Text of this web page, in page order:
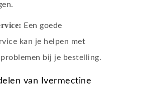
Een goede
kan je helpen met
bij je bestelling.
van Ivermectine